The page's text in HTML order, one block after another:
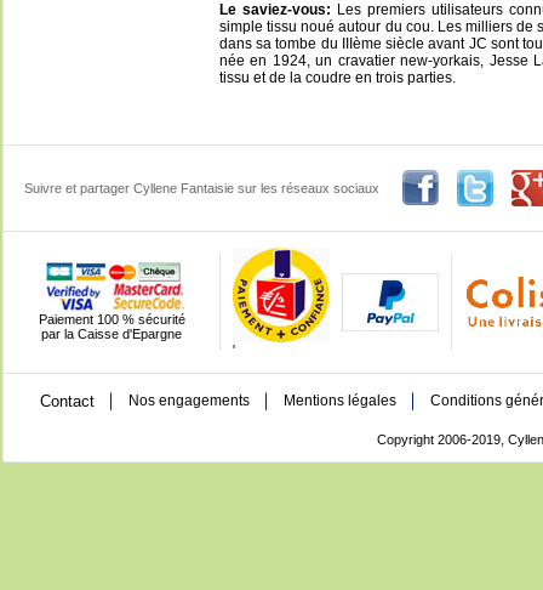
Le saviez-vous: Les premiers utilisateurs
simple tissu noué autour du cou. Les milliers
dans sa tombe du IIIème siècle avant JC sont
née en 1924, un cravatier new-yorkais, Jesse
tissu et de la coudre en trois parties.
Suivre et partager Cyllene Fantaisie sur les réseaux sociaux
Paiement 100 % sécurité
par la Caisse d'Epargne
'
Contact Nos engagements Mentions légales Conditions
Copyright 2006-2019,